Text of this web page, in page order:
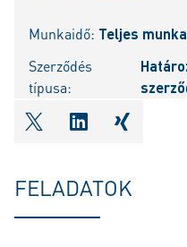
Munkaidő: Teljes
Szerződés
típusa:
shareOntwitter
FELADATOK